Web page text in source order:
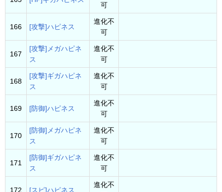
可
166 [攻撃]ハピネス
進化不
可
167
[攻撃]メガハピネ
ス
進化不
可
168
[攻撃]ギガハピネ
ス
進化不
可
169 [防御]ハピネス
進化不
可
170
[防御]メガハピネ
ス
進化不
可
171
[防御]ギガハピネ
ス
進化不
可
172 [スピ]ハピネス
進化不